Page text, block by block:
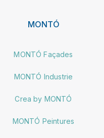
MONTÓ
MONTÓ Façades
MONTÓ Industrie
Crea by MONTÓ
MONTÓ Peintures